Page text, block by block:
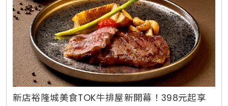
新店裕隆城美食TOK牛排屋新開幕！398元起享